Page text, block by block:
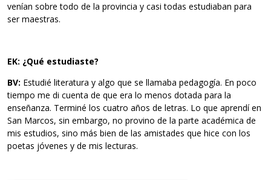
venían sobre todo de la provincia y casi todas estudiaban para
ser maestras.
EK: ¿Qué estudiaste?
BV: Estudié literatura y algo que se llamaba pedagogía. En poco
tiempo me di cuenta de que era lo menos dotada para la
enseñanza. Terminé los cuatro años de letras. Lo que aprendí en
San Marcos, sin embargo, no provino de la parte académica de
mis estudios, sino más bien de las amistades que hice con los
poetas jóvenes y de mis lecturas.